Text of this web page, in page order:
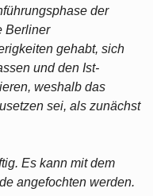
der
Berliner
gehabt, sich
und den Ist-
weshalb das
sei, als zunächst
Es kann mit dem
angefochten werden.